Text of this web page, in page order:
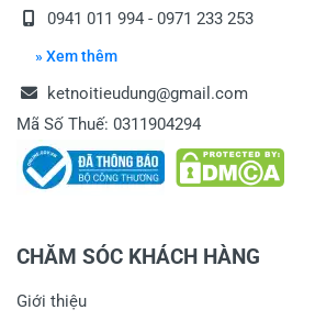
0941 011 994 - 0971 233 253
» Xem thêm
ketnoitieudung@gmail.com
Mã Số Thuế: 0311904294
CHĂM SÓC KHÁCH HÀNG
Giới thiệu